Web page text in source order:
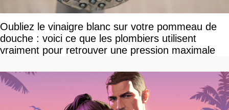
Oubliez le vinaigre blanc sur votre pommeau de
douche : voici ce que les plombiers utilisent
vraiment pour retrouver une pression maximale